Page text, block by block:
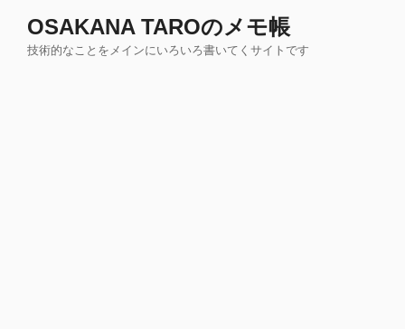
OSAKANA TAROのメモ帳
技術的なことをメインにいろいろ書いてくサイトです